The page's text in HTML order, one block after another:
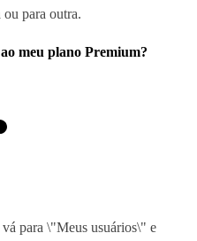
ou para outra.
meu plano Premium?
para \"Meus usuários\" e